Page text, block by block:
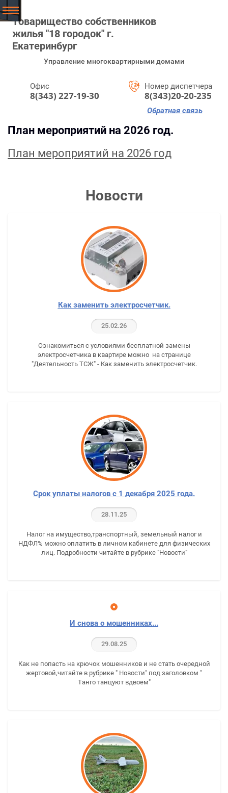
Товарищество собственников
жилья "18 городок" г.
Екатеринбург
Управление многоквартирными домами
Офис
8(343) 227-19-30
Номер диспетчера
8(343)20-20-235
Обратная связь
План мероприятий на 2026 год.
План мероприятий на 2026 год
Новости
Как заменить электросчетчик.
25.02.26
Ознакомиться с условиями бесплатной замены
электросчетчика в квартире можно на странице
"Деятельность ТСЖ" - Как заменить электросчетчик.
Срок уплаты налогов с 1 декабря 2025 года.
28.11.25
Налог на имущество,транспортный, земельный налог и
НДФЛ% можно оплатить в личном кабинете для физических
лиц. Подробности читайте в рубрике "Новости"
И снова о мошенниках...
29.08.25
Как не попасть на крючок мошенников и не стать очередной
жертовой,читайте в рубрике " Новости" под заголовком "
Танго танцуют вдвоем"